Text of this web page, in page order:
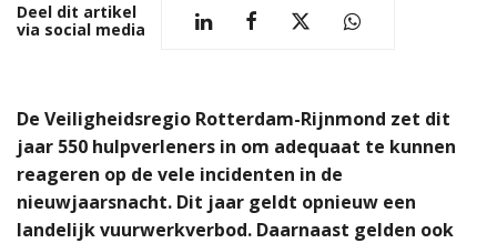
Deel dit artikel
via social media
De Veiligheidsregio Rotterdam-Rijnmond zet dit
jaar 550 hulpverleners in om adequaat te kunnen
reageren op de vele incidenten in de
nieuwjaarsnacht. Dit jaar geldt opnieuw een
landelijk vuurwerkverbod. Daarnaast gelden ook